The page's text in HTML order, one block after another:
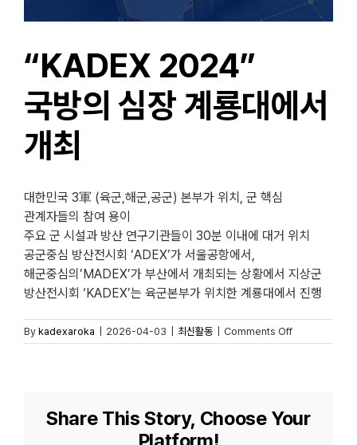
“KADEX 2024”
국방의 심장 계룡대에서
개최
대한민국 3軍 (육군,해군,공군) 본부가 위치, 군 핵심
관계자들의 참여 용이
주요 군 시설과 방산 연구기관들이 30분 이내에 대거 위치
공군중심 방산전시회 ‘ADEX’가 서울공항에서,
해군중심의’MADEX’가 부산에서 개최되는 상황에서 지상군
방산전시회 ‘KADEX’는 육군본부가 위치한 계룡대에서 진행
By kadexaroka 2026-04-03 최신활동 Comments Offon
“KADEX
개최
Share This Story, Choose Your
Platform!